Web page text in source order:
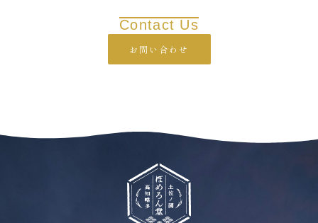
Contact Us
お問い合わせ